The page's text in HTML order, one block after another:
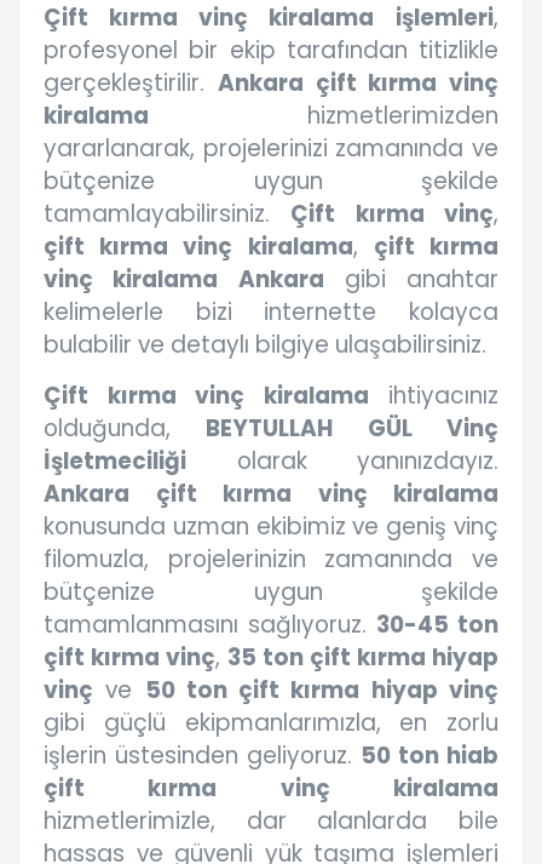
Çift kırma vinç kiralama
işlemleri,
profesyonel bir ekip tarafından titizlikle
gerçekleştirilir. Ankara çift kırma vinç
kiralama hizmetlerimizden
yararlanarak, projelerinizi zamanında ve
bütçenize uygun şekilde
tamamlayabilirsiniz. Çift kırma vinç,
çift kırma vinç kiralama, çift kırma
vinç kiralama Ankara gibi anahtar
kelimelerle bizi internette kolayca
bulabilir ve detaylı bilgiye ulaşabilirsiniz.
Çift kırma vinç kiralama ihtiyacınız
olduğunda, BEYTULLAH GÜL Vinç
İşletmeciliği olarak yanınızdayız.
Ankara çift kırma vinç kiralama
konusunda uzman ekibimiz ve geniş vinç
filomuzla, projelerinizin zamanında ve
bütçenize uygun şekilde
tamamlanmasını sağlıyoruz. 30-45 ton
çift kırma vinç, 35 ton çift kırma hiyap
vinç ve 50 ton çift kırma hiyap vinç
gibi güçlü ekipmanlarımızla, en zorlu
işlerin üstesinden geliyoruz. 50 ton hiab
çift kırma vinç kiralama
hizmetlerimizle, dar alanlarda bile
hassas ve güvenli yük taşıma işlemleri